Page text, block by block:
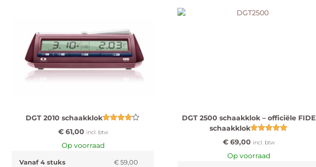
DGT 2010 schaakklok
€61,00 incl. btw
Op voorraad
Vanaf 4 stuks € 59,00
DGT 2500 schaakklok – officiële FIDE
schaakklok
5.00
€69,00 incl. btw
Op voorraad